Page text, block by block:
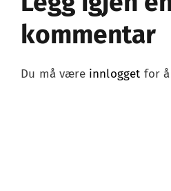
kommentar
Du må være innlogget for